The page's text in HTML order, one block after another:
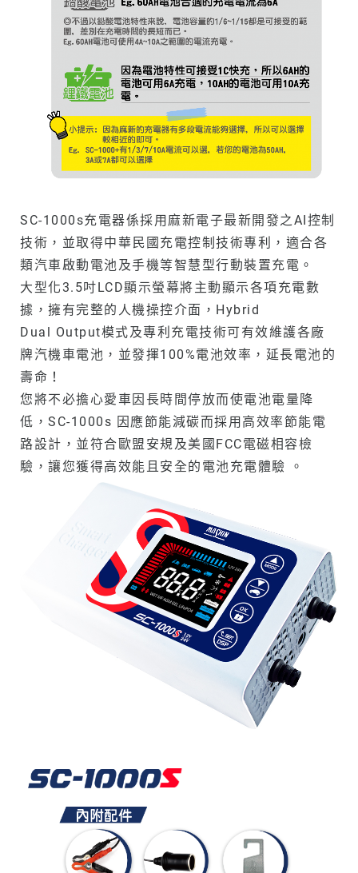
SC-1000s充電器係採用麻新電子最新開發之AI控制
技術，並取得中華民國充電控制技術專利，適合各
類汽車啟動電池及手機等智慧型行動裝置充電。
大型化3.5吋LCD顯示螢幕將主動顯示各項充電數
據，擁有完整的人機操控介面，Hybrid
Dual Output模式及專利充電技術可有效維護各廠
牌汽機車電池，並發揮100%電池效率，延長電池的
壽命！
您將不必擔心愛車因長時間停放而使電池電量降
低，SC-1000s 因應節能減碳而採用高效率節能電
路設計，並符合歐盟安規及美國FCC電磁相容檢
驗，讓您獲得高效能且安全的電池充電體驗 。